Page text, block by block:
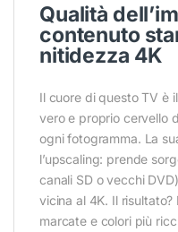
Qualità
contenuto
nitidezza 4K
Il cuore di questo TV è il
vero e proprio cervello
ogni fotogramma. La
l’upscaling: prende
canali SD o vecchi
vicina al 4K. Il
marcate e colori più